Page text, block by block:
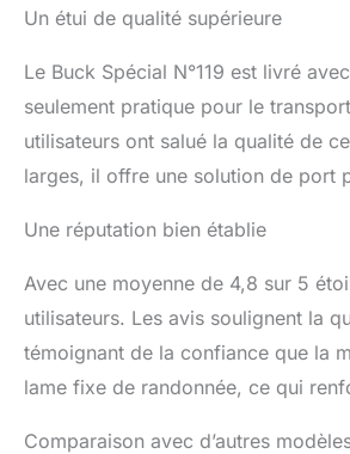
Un étui de qualité supérieure
Le Buck Spécial N°119 est livré
seulement pratique pour le
utilisateurs ont salué la qualité de
larges, il offre une solution de port
Une réputation bien établie
Avec une moyenne de 4,8 sur 5
utilisateurs. Les avis soulignent la
témoignant de la confiance que la
lame fixe de randonnée, ce qui
Comparaison avec d’autres